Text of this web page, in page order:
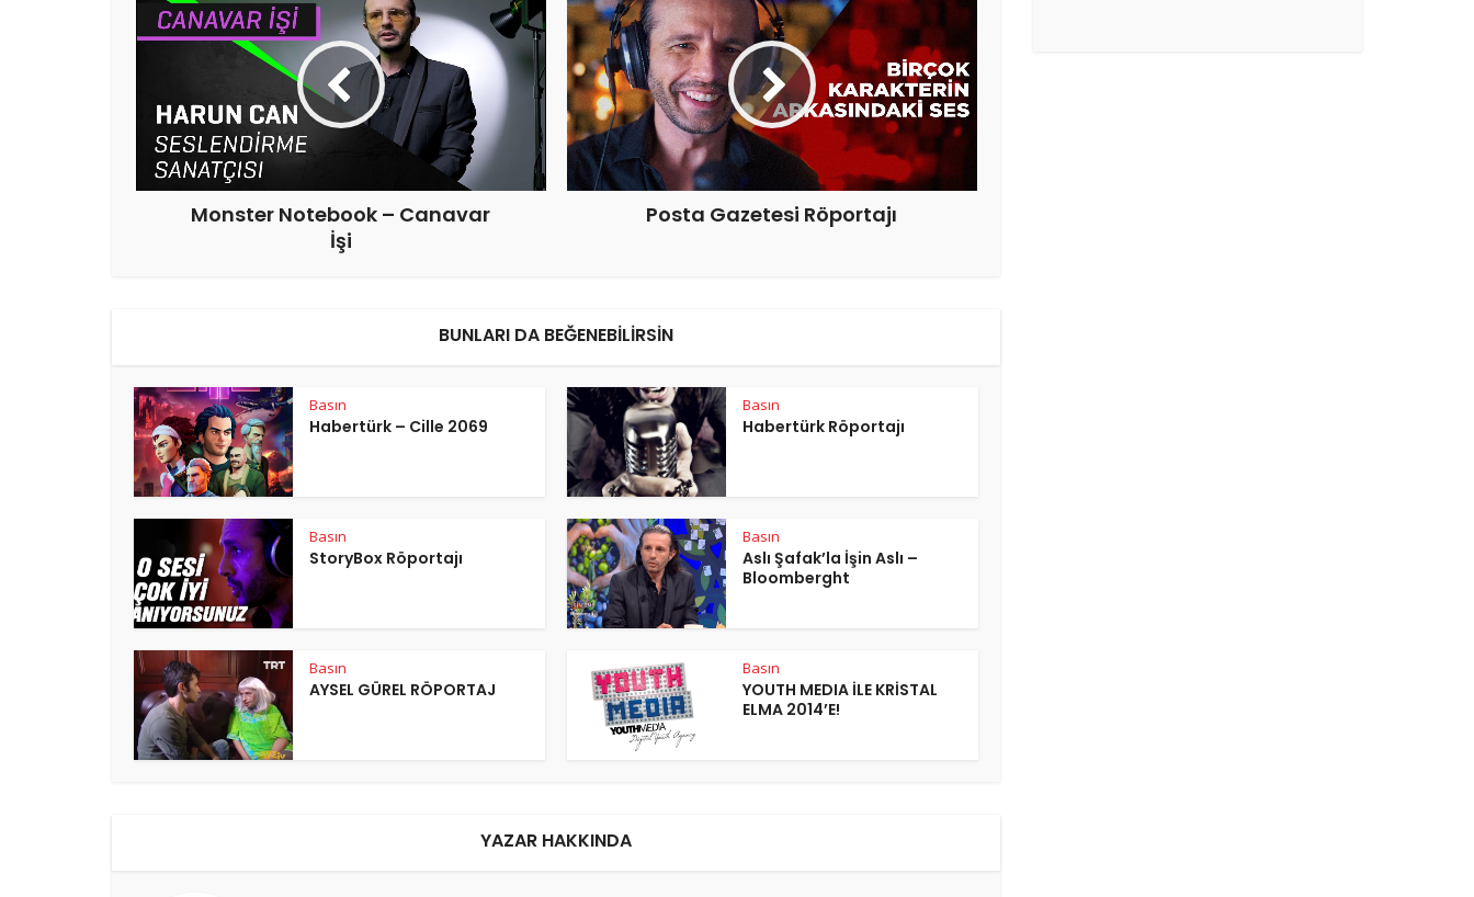
Monster Notebook – Canavar
İşi
Posta Gazetesi Röportajı
BUNLARI DA BEĞENEBILIRSIN
Basın
Habertürk – Cille 2069
Basın
Habertürk Röportajı
Basın
StoryBox Röportajı
Basın
Aslı Şafak’la İşin Aslı –
Bloomberght
Basın
AYSEL GÜREL RÖPORTAJ
Basın
YOUTH MEDIA İLE KRİSTAL
ELMA 2014’E!
YAZAR HAKKINDA